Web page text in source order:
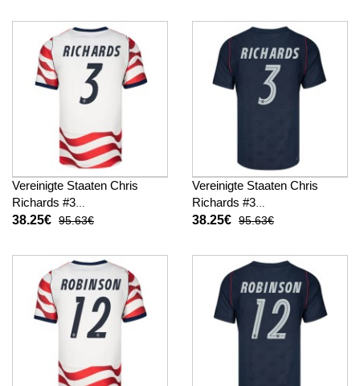
Kurzarm
Vereinigte Staaten Chris
Richards #3
Fußballbekleidung Heimtrikot
38.25€ 95.63€
Vereinigte Staaten Chris
Richards #3
Fußballbekleidung
Kurzarm
38.25€ 95.63€